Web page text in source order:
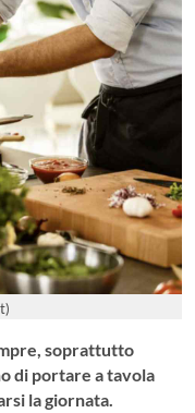
soprattutto
di portare a tavola
la giornata.